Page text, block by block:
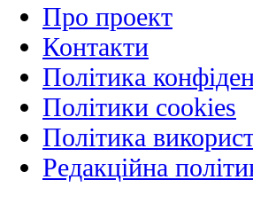
Про проект
Контакти
Політика
Політики cookies
Політика
Редакційна